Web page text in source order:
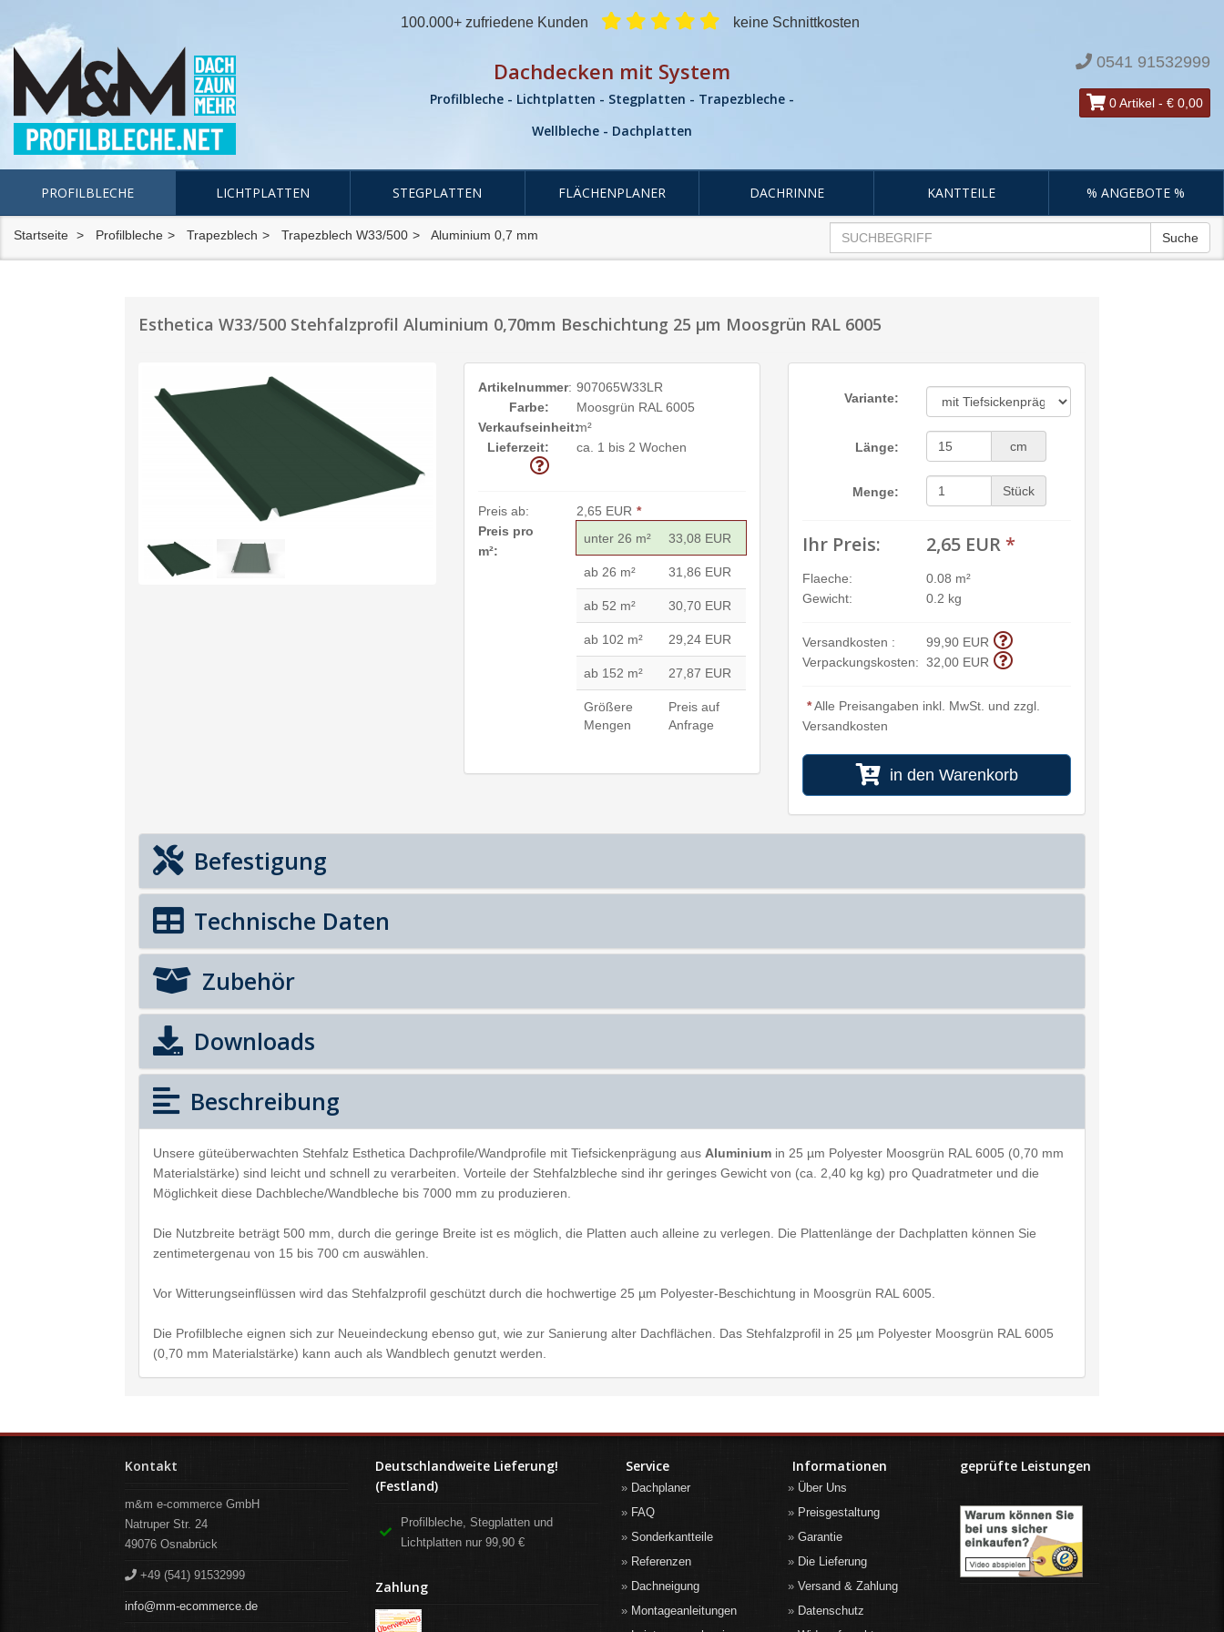
100.000+ zufriedene Kunden keine Schnittkosten
Dachdecken mit System
Profilbleche - Lichtplatten - Stegplatten - Trapezbleche -
Wellbleche - Dachplatten
0541 91532999
0 Artikel - € 0,00
PROFILBLECHE LICHTPLATTEN STEGPLATTEN FLÄCHENPLANER DACHRINNE KANTTEILE % ANGEBOTE %
Startseite Profilbleche Trapezblech Trapezblech W33/500 Aluminium 0,7 mm Suche
Esthetica W33/500 Stehfalzprofil Aluminium 0,70mm Beschichtung 25 µm Moosgrün RAL 6005
Artikelnummer: 907065W33LR
Farbe:
Moosgrün RAL 6005
Verkaufseinheit:m²
Lieferzeit:
ca. 1 bis 2 Wochen
Preis ab: 2,65 EUR *
Preis pro
m²:
unter 26 m² 33,08 EUR
ab 26 m² 31,86 EUR
ab 52 m² 30,70 EUR
ab 102 m² 29,24 EUR
ab 152 m² 27,87 EUR
Größere
Mengen
Preis auf
Anfrage
Variante:
Länge: cm
Menge: Stück
Ihr Preis: 2,65 EUR *
Flaeche:
0.08 m²
Gewicht:
0.2 kg
Versandkosten :
99,90 EUR
Verpackungskosten: 32,00 EUR
*Alle Preisangaben inkl. MwSt. und zzgl.
Versandkosten
in den Warenkorb
Befestigung
Technische Daten
Zubehör
Downloads
Beschreibung
Unsere güteüberwachten Stehfalz Esthetica Dachprofile/Wandprofile mit Tiefsickenprägung aus Aluminium in 25 µm Polyester Moosgrün RAL 6005 (0,70 mm
Materialstärke) sind leicht und schnell zu verarbeiten. Vorteile der Stehfalzbleche sind ihr geringes Gewicht von (ca. 2,40 kg kg) pro Quadratmeter und die
Möglichkeit diese Dachbleche/Wandbleche bis 7000 mm zu produzieren.
Die Nutzbreite beträgt 500 mm, durch die geringe Breite ist es möglich, die Platten auch alleine zu verlegen. Die Plattenlänge der Dachplatten können Sie
zentimetergenau von 15 bis 700 cm auswählen.
Vor Witterungseinflüssen wird das Stehfalzprofil geschützt durch die hochwertige 25 µm Polyester-Beschichtung in Moosgrün RAL 6005.
Die Profilbleche eignen sich zur Neueindeckung ebenso gut, wie zur Sanierung alter Dachflächen. Das Stehfalzprofil in 25 µm Polyester Moosgrün RAL 6005
(0,70 mm Materialstärke) kann auch als Wandblech genutzt werden.
Kontakt
m&m e-commerce GmbH
Natruper Str. 24
49076 Osnabrück
+49 (541) 91532999
info@mm-ecommerce.de
Deutschlandweite Lieferung!
(Festland)
Profilbleche, Stegplatten und
Lichtplatten nur 99,90 €
Zahlung
Service
Dachplaner
FAQ
Sonderkantteile
Referenzen
Dachneigung
Montageanleitungen
Informationen
Über Uns
Preisgestaltung
Garantie
Die Lieferung
Versand & Zahlung
Datenschutz
geprüfte Leistungen